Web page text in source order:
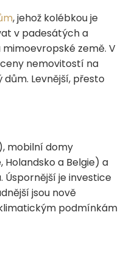
, jehož kolébkou je
v padesátých a
země. V
nemovitostí na
Levnější, přesto
mobilní domy
a Belgie) a
je investice
jsou nově
podmínkám